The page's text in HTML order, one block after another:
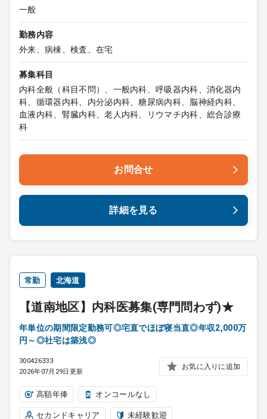
一般
勤務内容
外来、病棟、検査、在宅
募集科目
内科全般（科目不問）、一般内科、呼吸器内科、消化器内
科、循環器内科、内分泌内科、糖尿病内科、脳神経内科、
血液内科、腎臓内科、老人内科、リウマチ内科、総合診療
科
お問合せ
詳細を見る
常勤 北海道
【道南地区】内科医募集(専門問わず)★
年単位の期間限定勤務可◎宅直でほぼ寝当直◎年収2,000万
円～◎社宅は築浅◎
300426333
2026年07月29日更新
お気に入りに追加
高額年俸 オンコールなし
セカンドキャリア 未経験歓迎